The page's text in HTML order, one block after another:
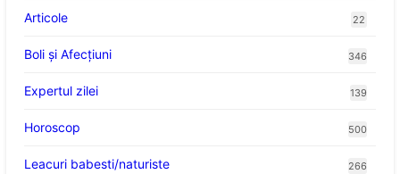
Articole 22
Boli și Afecțiuni 346
Expertul zilei 139
Horoscop 500
Leacuri babesti/naturiste 266